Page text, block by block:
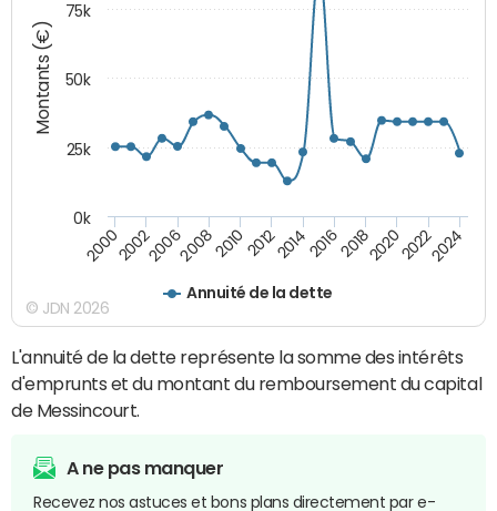
Montants (€)
Annuité de la dette
200020022006200820102012201420162018202020222024
0k
25k
50k
75k
© JDN 2026
L'annuité de la dette représente la somme des intérêts
d'emprunts et du montant du remboursement du capital
de Messincourt.
A ne pas manquer
Recevez nos astuces et bons plans directement par e-